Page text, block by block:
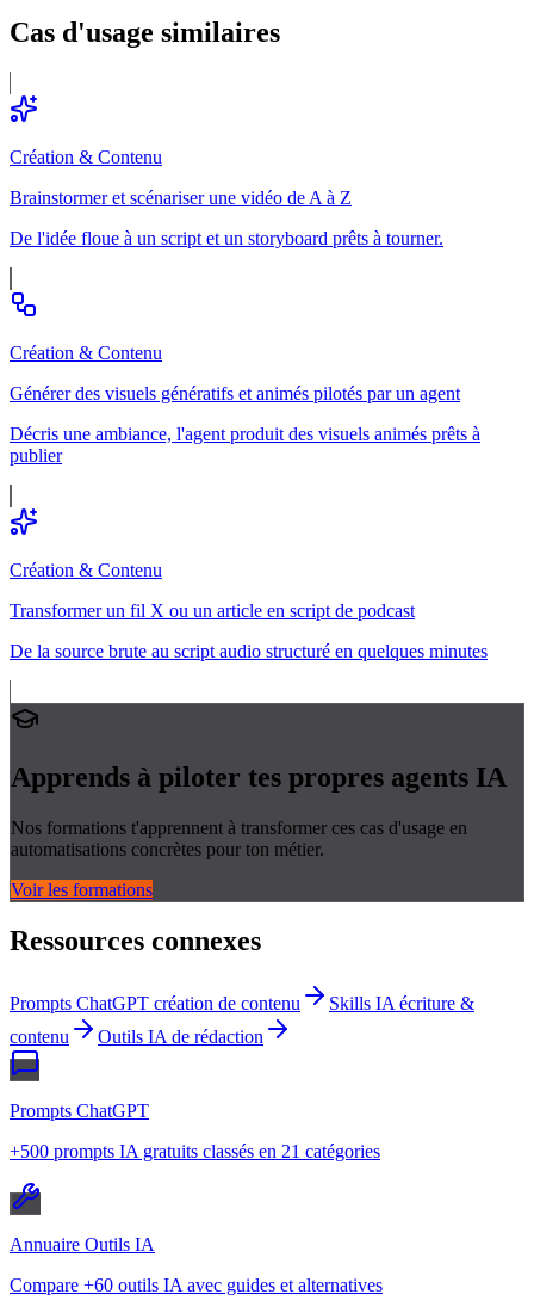
Cas d'usage similaires
Création & Contenu
Brainstormer et scénariser une vidéo de A à Z
De l'idée floue à un script et un storyboard prêts à tourner.
Création & Contenu
Générer des visuels génératifs et animés pilotés par un agent
Décris une ambiance, l'agent produit des visuels animés prêts à
publier
Création & Contenu
Transformer un fil X ou un article en script de podcast
De la source brute au script audio structuré en quelques minutes
Apprends à piloter tes propres agents IA
Nos formations t'apprennent à transformer ces cas d'usage en
automatisations concrètes pour ton métier.
Voir les formations
Ressources connexes
Prompts ChatGPT création de contenu
Skills IA écriture &
contenu
Outils IA de rédaction
Prompts ChatGPT
+500 prompts IA gratuits classés en 21 catégories
Annuaire Outils IA
Compare +60 outils IA avec guides et alternatives